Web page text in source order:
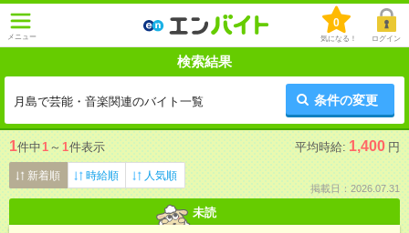
メニュー
0
気になる！ ログイン
検索結果
月島で芸能・音楽関連のバイト一覧 条件の変更
1件中1 ～ 1件表示 平均時給: 1,400 円
新着順 時給順 人気順
掲載日：2026.07.31
未読